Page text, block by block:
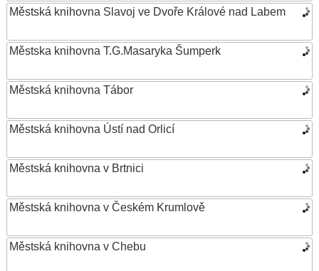
Městská knihovna Slavoj ve Dvoře Králové nad Labem
Městska knihovna T.G.Masaryka Šumperk
Městská knihovna Tábor
Městská knihovna Ústí nad Orlicí
Městská knihovna v Brtnici
Městská knihovna v Českém Krumlově
Městská knihovna v Chebu